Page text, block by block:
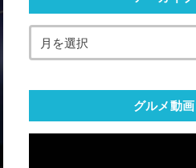
グルメ動画